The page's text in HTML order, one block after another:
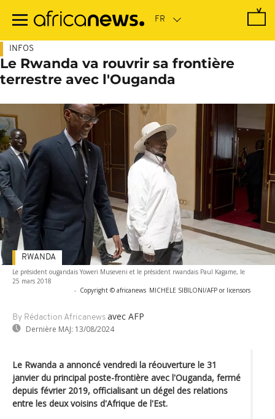
contenu
INFOS
Le Rwanda va rouvrir sa frontière
terrestre avec l'Ouganda
Le président ougandais Yoweri Museveni et le président rwandais Paul Kagame, le
25 mars 2018
- Copyright © africanews MICHELE SIBILONI/AFP or licensors
By Rédaction Africanews avec AFP
Dernière MAJ: 13/08/2024
RWANDA
Le Rwanda a annoncé vendredi la réouverture le 31
janvier du principal poste-frontière avec l'Ouganda, fermé
depuis février 2019, officialisant un dégel des relations
entre les deux voisins d'Afrique de l'Est.